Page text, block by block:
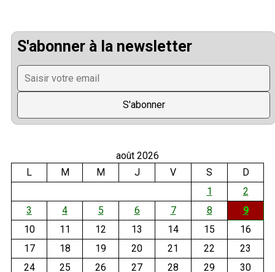
S'abonner à la newsletter
août 2026
L
M M J V S
D
1
2
3
4 5 6 7 8
9
10
11 12 13 14 15
16
17
18 19 20 21 22
23
24
25 26 27 28 29
30